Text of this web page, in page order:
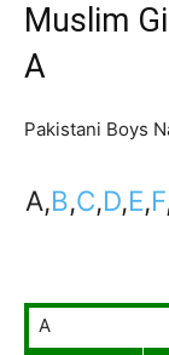
Muslim
A
Pakistani Boys
A,B,C,D,E,F
A